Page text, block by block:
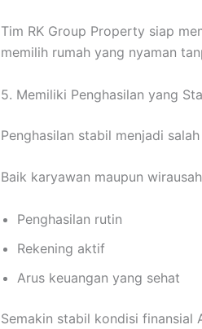
Tim RK Group Property siap
memilih rumah yang nyaman
5. Memiliki Penghasilan yang
Penghasilan stabil menjadi
Baik karyawan maupun
Penghasilan rutin
Rekening aktif
Arus keuangan yang sehat
Semakin stabil kondisi finansial